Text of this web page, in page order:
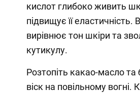
кислот глибоко живить
підвищує її еластичність.
вирівнює тон шкіри та
кутикулу.
Розтопіть какао-масло
віск на повільному вогні.